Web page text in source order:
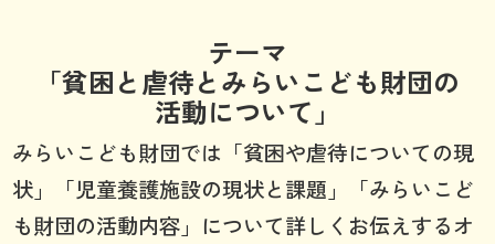
テーマ
「貧困と虐待とみらいこども財団の
活動について」
みらいこども財団では「貧困や虐待についての現
状」「児童養護施設の現状と課題」「みらいこど
も財団の活動内容」について詳しくお伝えするオ